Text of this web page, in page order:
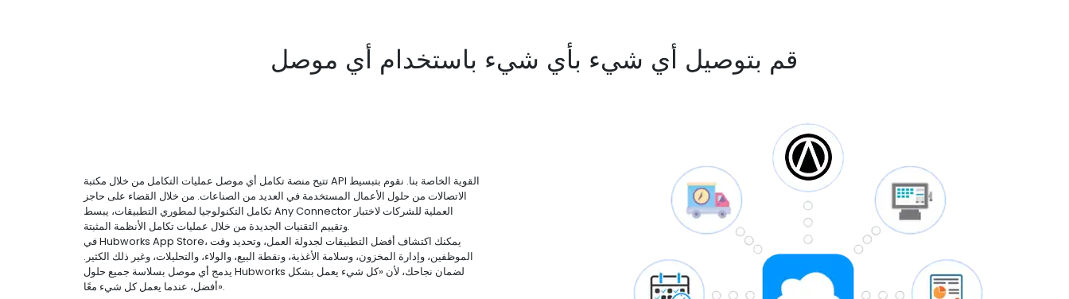
قم بتوصيل أي شيء بأي شيء باستخدام أي موصل
تتيح منصة تكامل أي موصل عمليات التكامل من خلال مكتبة API القوية الخاصة بنا. نقوم بتبسيط
الاتصالات من حلول الأعمال المستخدمة في العديد من الصناعات. من خلال القضاء على حاجز
تكامل التكنولوجيا لمطوري التطبيقات، يبسط Any Connector العملية للشركات لاختبار
وتقييم التقنيات الجديدة من خلال عمليات تكامل الأنظمة المثبتة.
في Hubworks App Store، يمكنك اكتشاف أفضل التطبيقات لجدولة العمل، وتحديد وقت
الموظفين، وإدارة المخزون، وسلامة الأغذية، ونقطة البيع، والولاء، والتحليلات، وغير ذلك الكثير.
يدمج أي موصل بسلاسة جميع حلول Hubworks لضمان نجاحك، لأن «كل شيء يعمل بشكل
أفضل، عندما يعمل كل شيء معًا».